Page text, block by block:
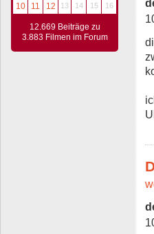
10
11 12 13 14 15 16
12.669 Beiträge zu
3.883 Filmen im Forum